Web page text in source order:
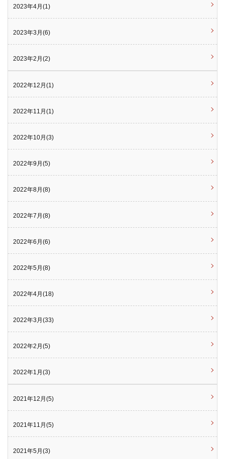
2023年4月(1)
2023年3月(6)
2023年2月(2)
2022年12月(1)
2022年11月(1)
2022年10月(3)
2022年9月(5)
2022年8月(8)
2022年7月(8)
2022年6月(6)
2022年5月(8)
2022年4月(18)
2022年3月(33)
2022年2月(5)
2022年1月(3)
2021年12月(5)
2021年11月(5)
2021年5月(3)